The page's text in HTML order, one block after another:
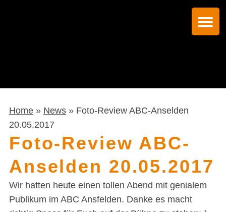
Home» News» Foto-Review ABC-Anselden
20.05.2017
Foto-Review ABC-
Anselden 20.05.2017
Wir hatten heute einen tollen Abend mit genialem
Publikum im ABC Ansfelden. Danke es macht